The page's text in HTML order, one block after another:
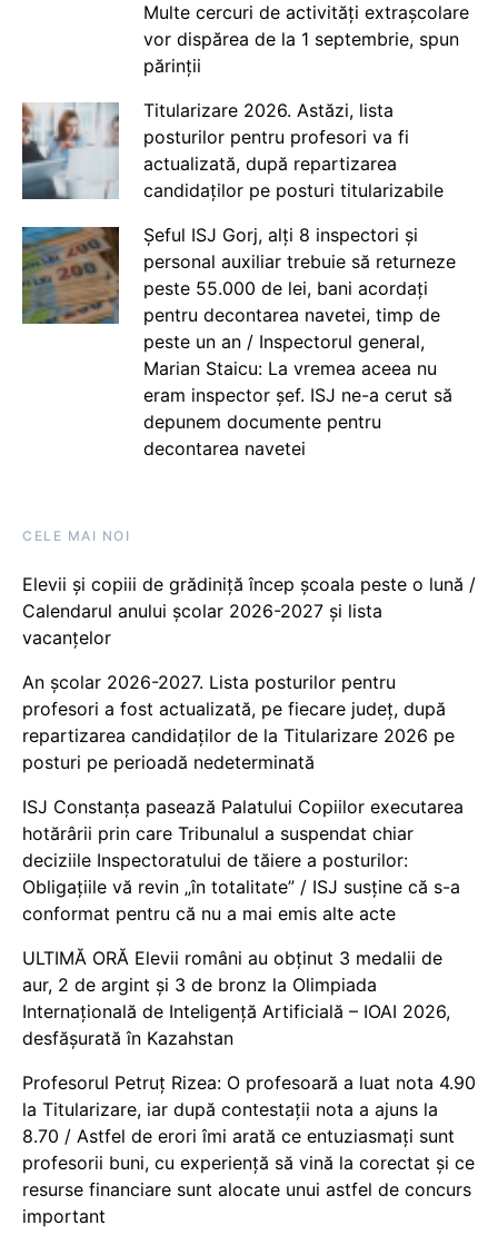
Multe cercuri de activități extrașcolare
vor dispărea de la 1 septembrie, spun
părinții
Titularizare 2026. Astăzi, lista
posturilor pentru profesori va fi
actualizată, după repartizarea
candidaților pe posturi titularizabile
Șeful ISJ Gorj, alți 8 inspectori și
personal auxiliar trebuie să returneze
peste 55.000 de lei, bani acordați
pentru decontarea navetei, timp de
peste un an / Inspectorul general,
Marian Staicu: La vremea aceea nu
eram inspector șef. ISJ ne-a cerut să
depunem documente pentru
decontarea navetei
CELE MAI NOI
Elevii și copiii de grădiniță încep școala peste o lună /
Calendarul anului școlar 2026-2027 și lista
vacanțelor
An școlar 2026-2027. Lista posturilor pentru
profesori a fost actualizată, pe fiecare județ, după
repartizarea candidaților de la Titularizare 2026 pe
posturi pe perioadă nedeterminată
ISJ Constanța pasează Palatului Copiilor executarea
hotărârii prin care Tribunalul a suspendat chiar
deciziile Inspectoratului de tăiere a posturilor:
Obligațiile vă revin „în totalitate” / ISJ susține că s-a
conformat pentru că nu a mai emis alte acte
ULTIMĂ ORĂ Elevii români au obținut 3 medalii de
aur, 2 de argint și 3 de bronz la Olimpiada
Internațională de Inteligență Artificială – IOAI 2026,
desfășurată în Kazahstan
Profesorul Petruț Rizea: O profesoară a luat nota 4.90
la Titularizare, iar după contestații nota a ajuns la
8.70 / Astfel de erori îmi arată ce entuziasmați sunt
profesorii buni, cu experiență să vină la corectat și ce
resurse financiare sunt alocate unui astfel de concurs
important